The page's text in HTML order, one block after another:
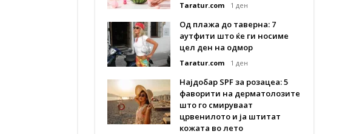
Taratur.com 1 ден
Од плажа до таверна: 7
аутфити што ќе ги носиме
цел ден на одмор
Taratur.com 1 ден
Најдобар SPF за розацеа: 5
фаворити на дерматолозите
што го смируваат
црвенилото и ја штитат
кожата во лето